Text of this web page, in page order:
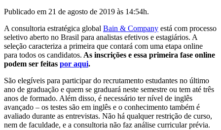
Publicado em 21 de agosto de 2019 às 14:54h.
A consultoria estratégica global Bain & Company está com processo
seletivo aberto no Brasil para analistas efetivos e estagiários. A
seleção caracteriza a primeira que contará com uma etapa online
para todos os candidatos. As inscrições e essa primeira fase online
podem ser feitas por aqui.
São elegíveis para participar do recrutamento estudantes no último
ano de graduação e quem se graduará neste semestre ou tem até três
anos de formado. Além disso, é necessário ter nível de inglês
avançado – os testes são em inglês e o conhecimento também é
avaliado durante as entrevistas. Não há qualquer restrição de curso,
nem de faculdade, e a consultoria não faz análise curricular prévia.